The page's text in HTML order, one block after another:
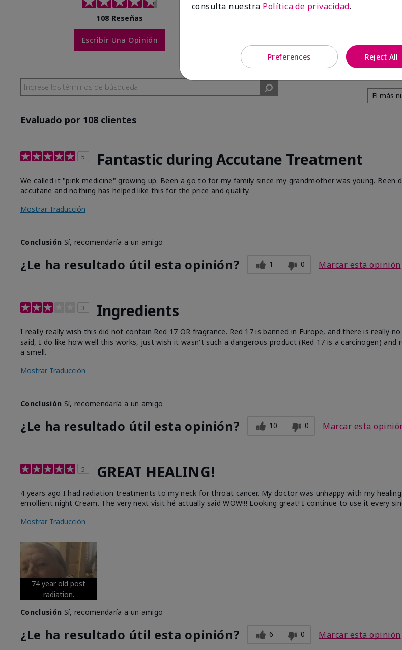
108 Reseñas
Escribir Una Opinión
amigo.
Evaluado por 108 clientes
5 Fantastic during Accutane Treatment
We called it "pink medicine" growing up. Been a go to for my family since my grandmother was young. Been
accutane and nothing has helped like this for the price and quality.
Mostrar Traducción
Conclusión Sí, recomendaría a un amigo
¿Le ha resultado útil esta opinión? 1 0 Marcar esta opinión
3 Ingredients
I really really wish this did not contain Red 17 OR fragrance. Red 17 is banned in Europe, and there is really
said, I do like how well this works, just wish it wasn't such a dangerous product (Red 17 is a carcinogen) and
a smell.
Mostrar Traducción
Conclusión Sí, recomendaría a un amigo
¿Le ha resultado útil esta opinión? 10 0 Marcar esta
5 GREAT HEALING!
4 years ago I had radiation treatments to my neck for throat cancer. My doctor was unhappy with my
emollient night Cream. The very next visit hé actually said WOW!!! Looking great! I continue to use it every
Mostrar Traducción
74 year old post
radiation.
Conclusión Sí, recomendaría a un amigo
¿Le ha resultado útil esta opinión? 6 0 Marcar esta opinión
consulta nuestra Política de privacidad.
Preferences Reject All